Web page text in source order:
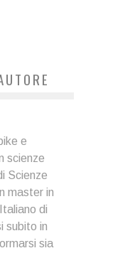
e
scienze
Scienze
master in
di
subito in
sia